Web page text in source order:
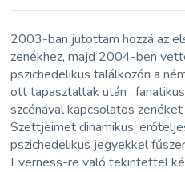
2003-ban jutottam hozzá az
zenékhez, majd 2004-ben
pszichedelikus találkozón a
ott tapasztaltak után ,
szcénával kapcsolatos
Szettjeimet dinamikus,
pszichedelikus jegyekkel
Everness-re való tekintettel